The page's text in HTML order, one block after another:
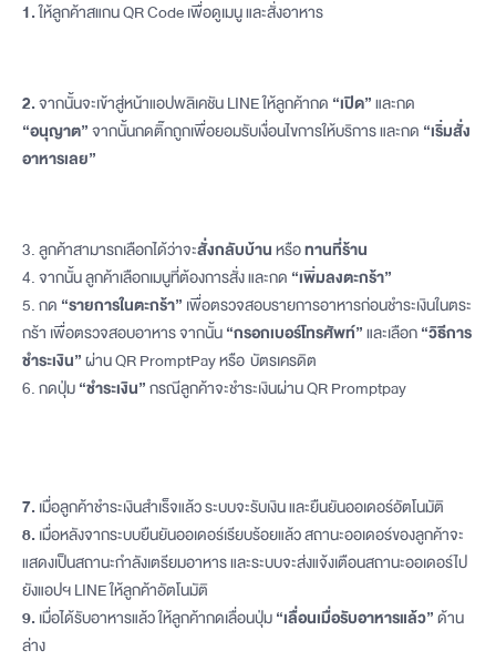
1.ให้ลูกค้าสแกน QR Code เพื่อดูเมนู และสั่งอาหาร
2.จากนั้นจะเข้าสู่หน้าแอปพลิเคชัน LINE ให้ลูกค้ากด “เปิด”และกด
“อนุญาต”จากนั้นกดติ๊กถูกเพื่อยอมรับเงื่อนไขการให้บริการ และกด “เริ่มสั่ง
อาหารเลย”
3. ลูกค้าสามารถเลือกได้ว่าจะสั่งกลับบ้านหรือทานที่ร้าน
4. จากนั้น ลูกค้าเลือกเมนูที่ต้องการสั่ง และกด “เพิ่มลงตะกร้า”
5. กด “รายการในตะกร้า” เพื่อตรวจสอบรายการอาหารก่อนชำระเงินในตระ
กร้า เพื่อตรวจสอบอาหาร จากนั้น“กรอกเบอร์โทรศัพท์”และเลือก“วิธีการ
ชำระเงิน”ผ่าน QR PromptPay หรือ บัตรเครดิต
6. กดปุ่ม“ชำระเงิน”กรณีลูกค้าจะชำระเงินผ่าน QR Promptpay
7. เมื่อลูกค้าชำระเงินสำเร็จแล้ว ระบบจะรับเงิน และยืนยันออเดอร์อัตโนมัติ
8. เมื่อหลังจากระบบยืนยันออเดอร์เรียบร้อยแล้ว สถานะออเดอร์ของลูกค้าจะ
แสดงเป็นสถานะกำลังเตรียมอาหาร และระบบจะส่งแจ้งเตือนสถานะออเดอร์ไป
ยังแอปฯ LINE ให้ลูกค้าอัตโนมัติ
9. เมื่อได้รับอาหารแล้ว ให้ลูกค้ากดเลื่อนปุ่ม“เลื่อนเมื่อรับอาหารแล้ว”ด้าน
ล่าง